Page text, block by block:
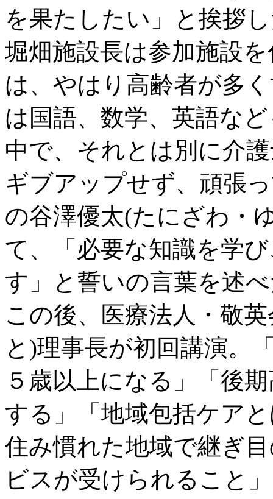
を果たしたい」と挨拶
堀畑施設長は参加施設
は、やはり高齢者が多
は国語、数学、英語な
中で、それとは別に介
ギブアップせず、頑張
の谷澤優太(たにざわ・
て、「必要な知識を学
す」と誓いの言葉を述
この後、医療法人・敬
と)理事長が初回講演。
５歳以上になる」「後
する」「地域包括ケア
住み慣れた地域で継ぎ
ビスが受けられること